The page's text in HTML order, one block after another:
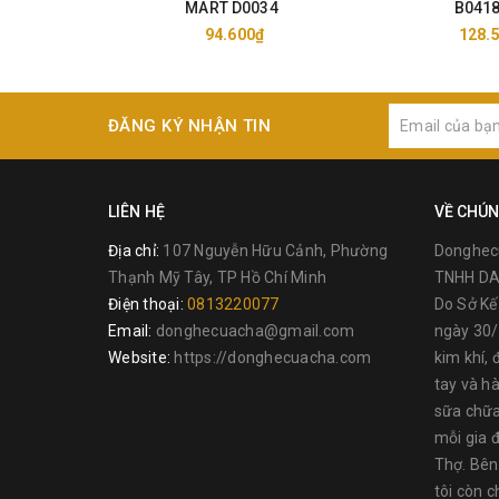
MART D0034
94.600₫
ĐĂNG KÝ NHẬN TIN
LIÊN HỆ
Địa chỉ: 107 Nguyễn Hữu Cảnh, Phường
Thạnh Mỹ Tây, TP Hồ Chí Minh
Điện thoại: 0813220077
Email: donghecuacha@gmail.com
Website: https://donghecuacha.com
VỀ
TNHH
Do Sở
ngày
kim khí,
tay và
sữa
mỗi gia
Thợ.
tôi còn